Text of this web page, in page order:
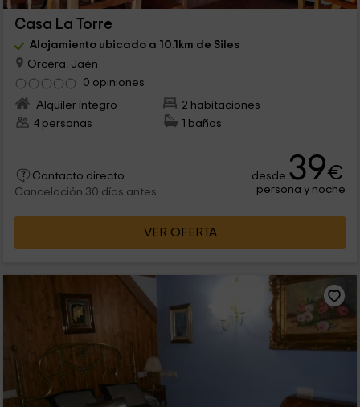
Casa La Torre
Alojamiento ubicado a 10.1km de Siles
Orcera, Jaén
0 opiniones
Alquiler íntegro
2 habitaciones
4 personas
1 baños
Contacto directo
Cancelación 30 días antes
desde 39€
persona y noche
VER OFERTA